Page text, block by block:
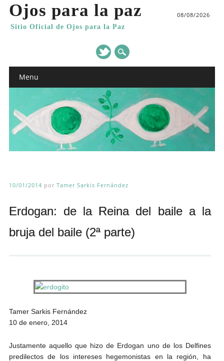
Ojos para la paz
Sitio Oficial de Ojos para la Paz
08/08/2026
Main menu
Menu
10/01/2014 por Tamer Sarkis Fernández
Erdogan: de la Reina del baile a la
bruja del baile (2ª parte)
Tamer Sarkis Fernández
10 de enero, 2014
Justamente aquello que hizo de Erdogan uno de los Delfines
predilectos de los intereses hegemonistas en la región, ha